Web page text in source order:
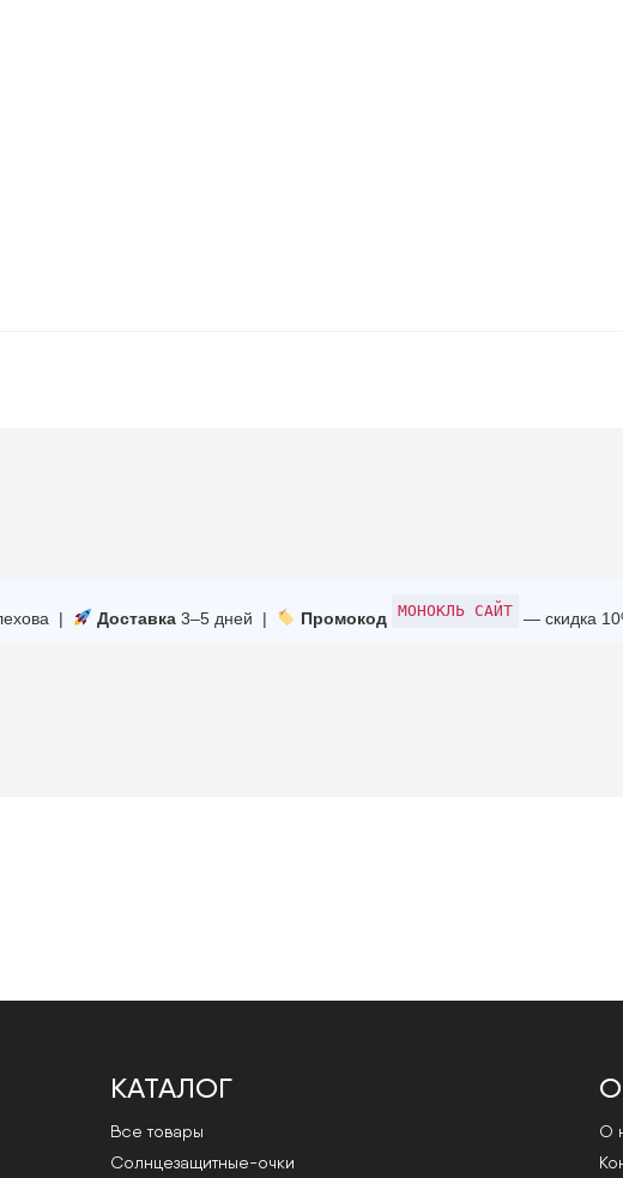
| Доставка3–5 дней | Промокод МОНОКЛЬ САЙТ — скидка
КАТАЛОГ
Все товары
Cолнцезащитные-очки
О